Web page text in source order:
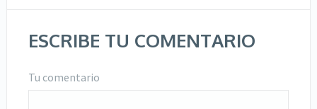
ESCRIBE TU COMENTARIO
Tu comentario